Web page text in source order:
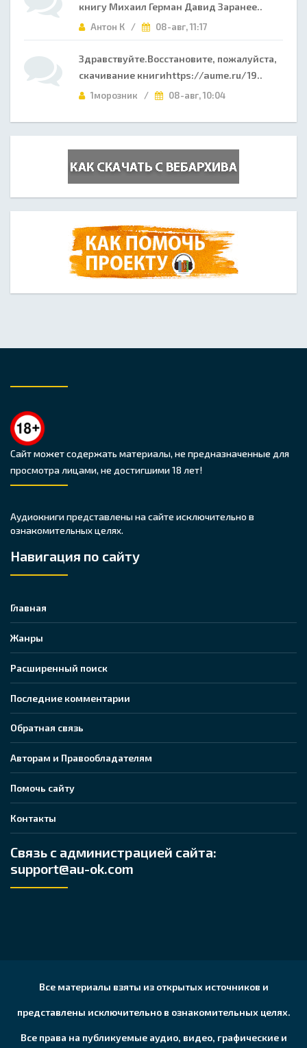
книгу Михаил Герман Давид Заранее..
Антон К / 08-авг, 11:17
Здравствуйте.Восстановите, пожалуйста,
скачивание книгиhttps://aume.ru/19..
1морозник / 08-авг, 10:04
Сайт может содержать материалы, не предназначенные для
просмотра лицами, не достигшими 18 лет!
Аудиокниги представлены на сайте исключительно в
ознакомительных целях.
Навигация по сайту
Главная
Жанры
Расширенный поиск
Последние комментарии
Обратная связь
Авторам и Правообладателям
Помочь сайту
Контакты
Связь с администрацией сайта:
support@au-ok.com
Все материалы взяты из открытых источников и
представлены исключительно в ознакомительных целях.
Все права на публикуемые аудио, видео, графические и